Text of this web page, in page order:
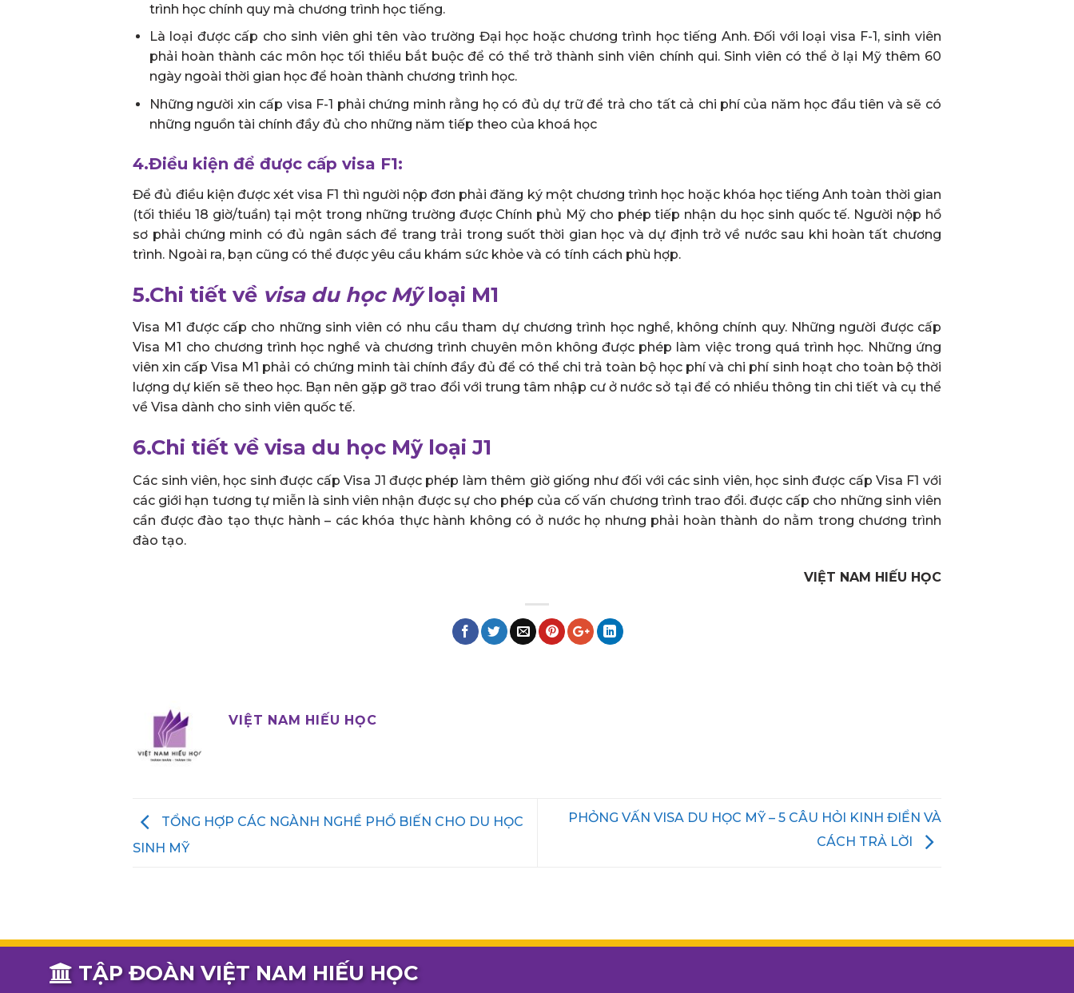
trình học chính quy mà chương trình học tiếng.
Là loại được cấp cho sinh viên ghi tên vào trường Đại học hoặc chương trình học tiếng Anh. Đối với loại visa F-1, sinh viên
phải hoàn thành các môn học tối thiểu bắt buộc để có thể trở thành sinh viên chính qui. Sinh viên có thể ở lại Mỹ thêm 60
ngày ngoài thời gian học để hoàn thành chương trình học.
Những người xin cấp visa F-1 phải chứng minh rằng họ có đủ dự trữ để trả cho tất cả chi phí của năm học đầu tiên và sẽ có
những nguồn tài chính đầy đủ cho những năm tiếp theo của khoá học
4.Điều kiện để được cấp visa F1:
Để đủ điều kiện được xét visa F1 thì người nộp đơn phải đăng ký một chương trình học hoặc khóa học tiếng Anh toàn thời gian
(tối thiểu 18 giờ/tuần) tại một trong những trường được Chính phủ Mỹ cho phép tiếp nhận du học sinh quốc tế. Người nộp hồ
sơ phải chứng minh có đủ ngân sách để trang trải trong suốt thời gian học và dự định trở về nước sau khi hoàn tất chương
trình. Ngoài ra, bạn cũng có thể được yêu cầu khám sức khỏe và có tính cách phù hợp.
5.Chi tiết về visa du học Mỹloại M1
Visa M1 được cấp cho những sinh viên có nhu cầu tham dự chương trình học nghề, không chính quy. Những người được cấp
Visa M1 cho chương trình học nghề và chương trình chuyên môn không được phép làm việc trong quá trình học. Những ứng
viên xin cấp Visa M1 phải có chứng minh tài chính đầy đủ để có thể chi trả toàn bộ học phí và chi phí sinh hoạt cho toàn bộ thời
lượng dự kiến sẽ theo học. Bạn nên gặp gỡ trao đổi với trung tâm nhập cư ở nước sở tại để có nhiều thông tin chi tiết và cụ thể
về Visa dành cho sinh viên quốc tế.
6.Chi tiết về visa du học Mỹ loại J1
Các sinh viên, học sinh được cấp Visa J1 được phép làm thêm giờ giống như đối với các sinh viên, học sinh được cấp Visa F1 với
các giới hạn tương tự miễn là sinh viên nhận được sự cho phép của cố vấn chương trình trao đổi. được cấp cho những sinh viên
cần được đào tạo thực hành – các khóa thực hành không có ở nước họ nhưng phải hoàn thành do nằm trong chương trình
đào tạo.
VIỆT NAM HIẾU HỌC
VIỆT NAM HIẾU HỌC
TỔNG HỢP CÁC NGÀNH NGHỀ PHỔ BIẾN CHO DU HỌC
SINH MỸ
PHỎNG VẤN VISA DU HỌC MỸ – 5 CÂU HỎI KINH ĐIỂN VÀ
CÁCH TRẢ LỜI
TẬP ĐOÀN VIỆT NAM HIẾU HỌC